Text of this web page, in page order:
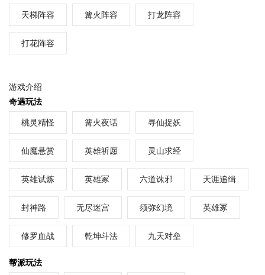
天梯阵容 篝火阵容 打龙阵容
打花阵容
游戏介绍
奇遇玩法
桃灵精怪 篝火夜话 寻仙捉妖
仙魔悬赏 英雄祈愿 灵山求经
英雄试炼 英雄冢 六道诛邪 天涯追缉
封神路 无尽迷宫 须弥幻境 英雄冢
修罗血战 乾坤斗法 九天对垒
帮派玩法